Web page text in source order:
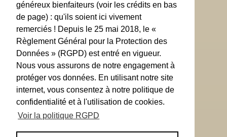
généreux bienfaiteurs (voir les crédits en bas
de page) : qu'ils soient ici vivement
remerciés ! Depuis le 25 mai 2018, le «
Règlement Général pour la Protection des
Données » (RGPD) est entré en vigueur.
Nous vous assurons de notre engagement à
protéger vos données. En utilisant notre site
internet, vous consentez à notre politique de
confidentialité et à l'utilisation de cookies.
Voir la politique RGPD